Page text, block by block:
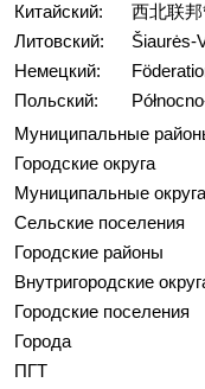
Китайский:
西北联
Литовский:
Šiaurės-
Немецкий:
Польский:
Муниципальные
Городские округа
Муниципальные округа
Сельские поселения
Городские районы
Внутригородские
Городские поселения
Города
ПГТ